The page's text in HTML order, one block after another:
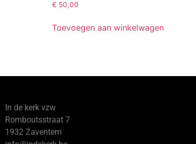
€ 50,00
Toevoegen aan winkelwagen
In de kerk vzw
Romboutsstraat 7
1932 Zaventem